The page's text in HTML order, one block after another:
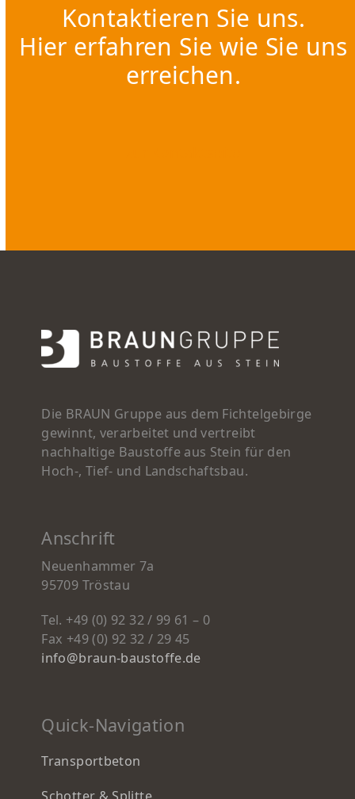
buttons
the
first
Kontaktieren Sie uns.
Hier erfahren Sie wie Sie uns
erreichen.
Die BRAUN Gruppe aus dem Fichtelgebirge
gewinnt, verarbeitet und vertreibt
nachhaltige Baustoffe aus Stein für den
Hoch-, Tief- und Landschaftsbau.
Anschrift
Neuenhammer 7a
95709 Tröstau
Tel. +49 (0) 92 32 / 99 61 – 0
Fax +49 (0) 92 32 / 29 45
info@braun-baustoffe.de
Quick-Navigation
Transportbeton